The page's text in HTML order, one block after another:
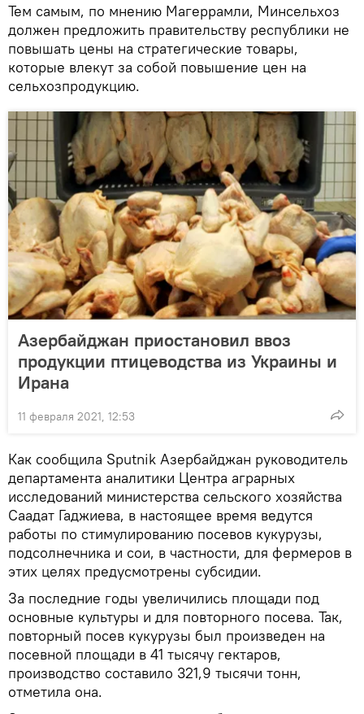
Тем самым, по мнению Магеррамли, Минсельхоз
должен предложить правительству республики не
повышать цены на стратегические товары,
которые влекут за собой повышение цен на
сельхозпродукцию.
Азербайджан приостановил ввоз
продукции птицеводства из Украины и
Ирана
11 февраля 2021, 12:53
Как сообщила Sputnik Азербайджан руководитель
департамента аналитики Центра аграрных
исследований министерства сельского хозяйства
Саадат Гаджиева, в настоящее время ведутся
работы по стимулированию посевов кукурузы,
подсолнечника и сои, в частности, для фермеров в
этих целях предусмотрены субсидии.
За последние годы увеличились площади под
основные культуры и для повторного посева. Так,
повторный посев кукурузы был произведен на
посевной площади в 41 тысячу гектаров,
производство составило 321,9 тысячи тонн,
отметила она.